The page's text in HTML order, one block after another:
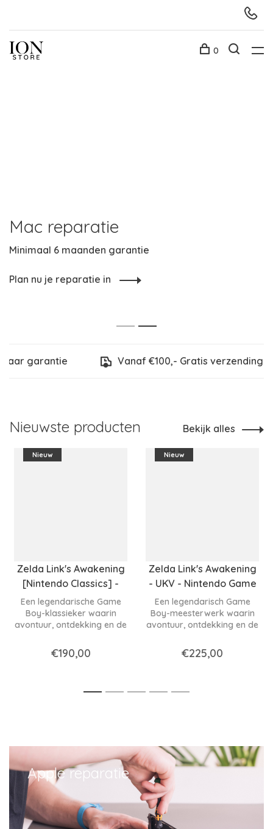
0
maanden garantie
in
garantie Vanaf €100,- Gratis verzending
Nieuwste producten Bekijk alles
Nieuw
Zelda Link's Awakening
[Nintendo Classics] -
UKV - Nintendo Game
Boy
Een legendarische Game
Boy-klassieker waarin
avontuur, ontdekking en de
samenkomen in één van de
mooiste handheld-games
€190,00
Nieuw
Zelda Link's Awakening
- UKV - Nintendo Game
Boy
Een legendarisch Game
Boy-meesterwerk waarin
avontuur, ontdekking en de
samenkomen in één van de
mooiste handheld-games
€225,00
1 2 3 4 5
Apple reparatie